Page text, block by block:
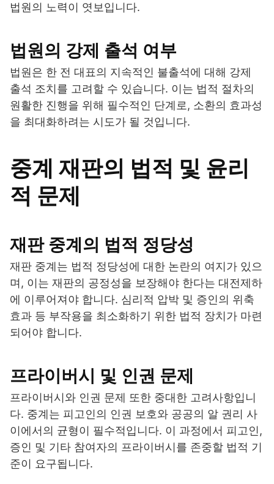
법원의 노력이 엿보입니다.
법원의 강제 출석 여부
법원은 한 전 대표의 지속적인 불출석에 대해 강제
출석 조치를 고려할 수 있습니다. 이는 법적 절차의
원활한 진행을 위해 필수적인 단계로, 소환의 효과성
을 최대화하려는 시도가 될 것입니다.
중계 재판의 법적 및 윤리
적 문제
재판 중계의 법적 정당성
재판 중계는 법적 정당성에 대한 논란의 여지가 있으
며, 이는 재판의 공정성을 보장해야 한다는 대전제하
에 이루어져야 합니다. 심리적 압박 및 증인의 위축
효과 등 부작용을 최소화하기 위한 법적 장치가 마련
되어야 합니다.
프라이버시 및 인권 문제
프라이버시와 인권 문제 또한 중대한 고려사항입니
다. 중계는 피고인의 인권 보호와 공공의 알 권리 사
이에서의 균형이 필수적입니다. 이 과정에서 피고인,
증인 및 기타 참여자의 프라이버시를 존중할 법적 기
준이 요구됩니다.